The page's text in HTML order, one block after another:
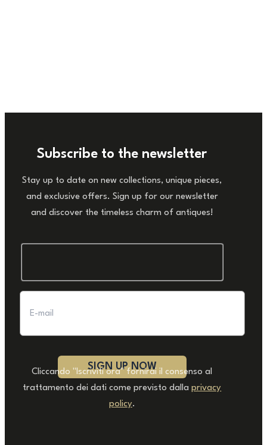
Subscribe to the newsletter
Stay up to date on new collections, unique pieces,
and exclusive offers. Sign up for our newsletter
and discover the timeless charm of antiques!
Cliccando "Iscriviti ora" fornirai il consenso al
trattamento dei dati come previsto dallaprivacy
policy.